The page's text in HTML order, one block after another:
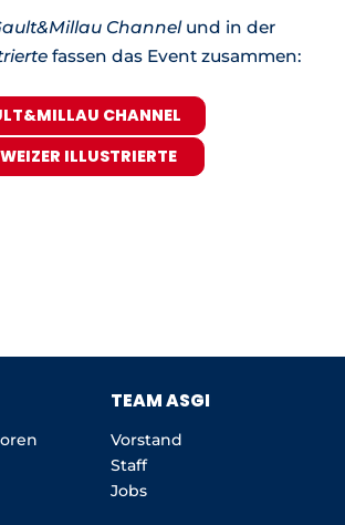
Channelund in der
fassen das Event zusammen:
CHANNEL
ILLUSTRIERTE
TEAM ASGI
Vorstand
Staff
Jobs